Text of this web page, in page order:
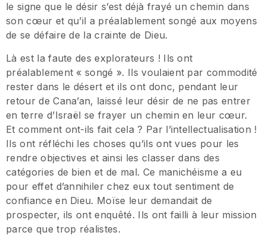
le signe que le désir s’est déjà frayé un chemin dans
son cœur et qu’il a préalablement songé aux moyens
de se défaire de la crainte de Dieu.
Là est la faute des explorateurs ! Ils ont
préalablement « songé ». Ils voulaient par commodité
rester dans le désert et ils ont donc, pendant leur
retour de Cana’an, laissé leur désir de ne pas entrer
en terre d’Israël se frayer un chemin en leur cœur.
Et comment ont-ils fait cela ? Par l’intellectualisation !
Ils ont réfléchi les choses qu’ils ont vues pour les
rendre objectives et ainsi les classer dans des
catégories de bien et de mal. Ce manichéisme a eu
pour effet d’annihiler chez eux tout sentiment de
confiance en Dieu. Moïse leur demandait de
prospecter, ils ont enquêté. Ils ont failli à leur mission
parce que trop réalistes.